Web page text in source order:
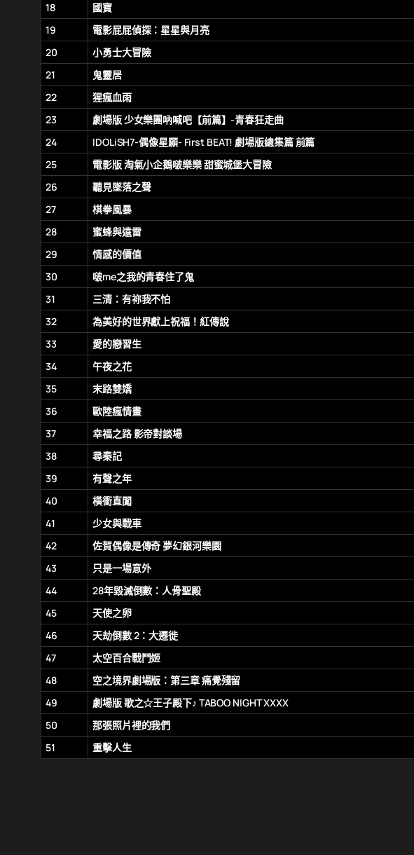
18
國寶
19
電影屁屁偵探：星星與月亮
20
小勇士大冒險
21
鬼靈居
22
猩瘋血雨
23
劇場版 少女樂團吶喊吧【前篇】-青春狂走曲
24
IDOLiSH7-偶像星願- First BEAT! 劇場版總集篇 前篇
25
電影版 淘氣小企鵝啵樂樂 甜蜜城堡大冒險
26
聽見墜落之聲
27
棋拳風暴
28
蜜蜂與遠雷
29
情感的價值
30
啵me之我的青春住了鬼
31
三清：有祢我不怕
32
為美好的世界獻上祝福！紅傳說
33
愛的戀習生
34
午夜之花
35
末路雙嬌
36
歐陸瘋情畫
37
幸福之路 影帝對談場
38
尋秦記
39
有聲之年
40
橫衝直闖
41
少女與戰車
42
佐賀偶像是傳奇 夢幻銀河樂園
43
只是一場意外
44
28年毀滅倒數：人骨聖殿
45
天使之卵
46
天劫倒數 2：大遷徙
47
太空百合戰鬥姬
48
空之境界劇場版：第三章 痛覺殘留
49
劇場版 歌之☆王子殿下♪ TABOO NIGHT XXXX
50
那張照片裡的我們
51
重擊人生